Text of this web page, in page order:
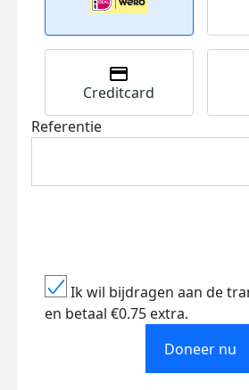
Creditcard
Referentie
Ik wil bijdragen aan de
en betaal €0.75 extra.
Doneer nu